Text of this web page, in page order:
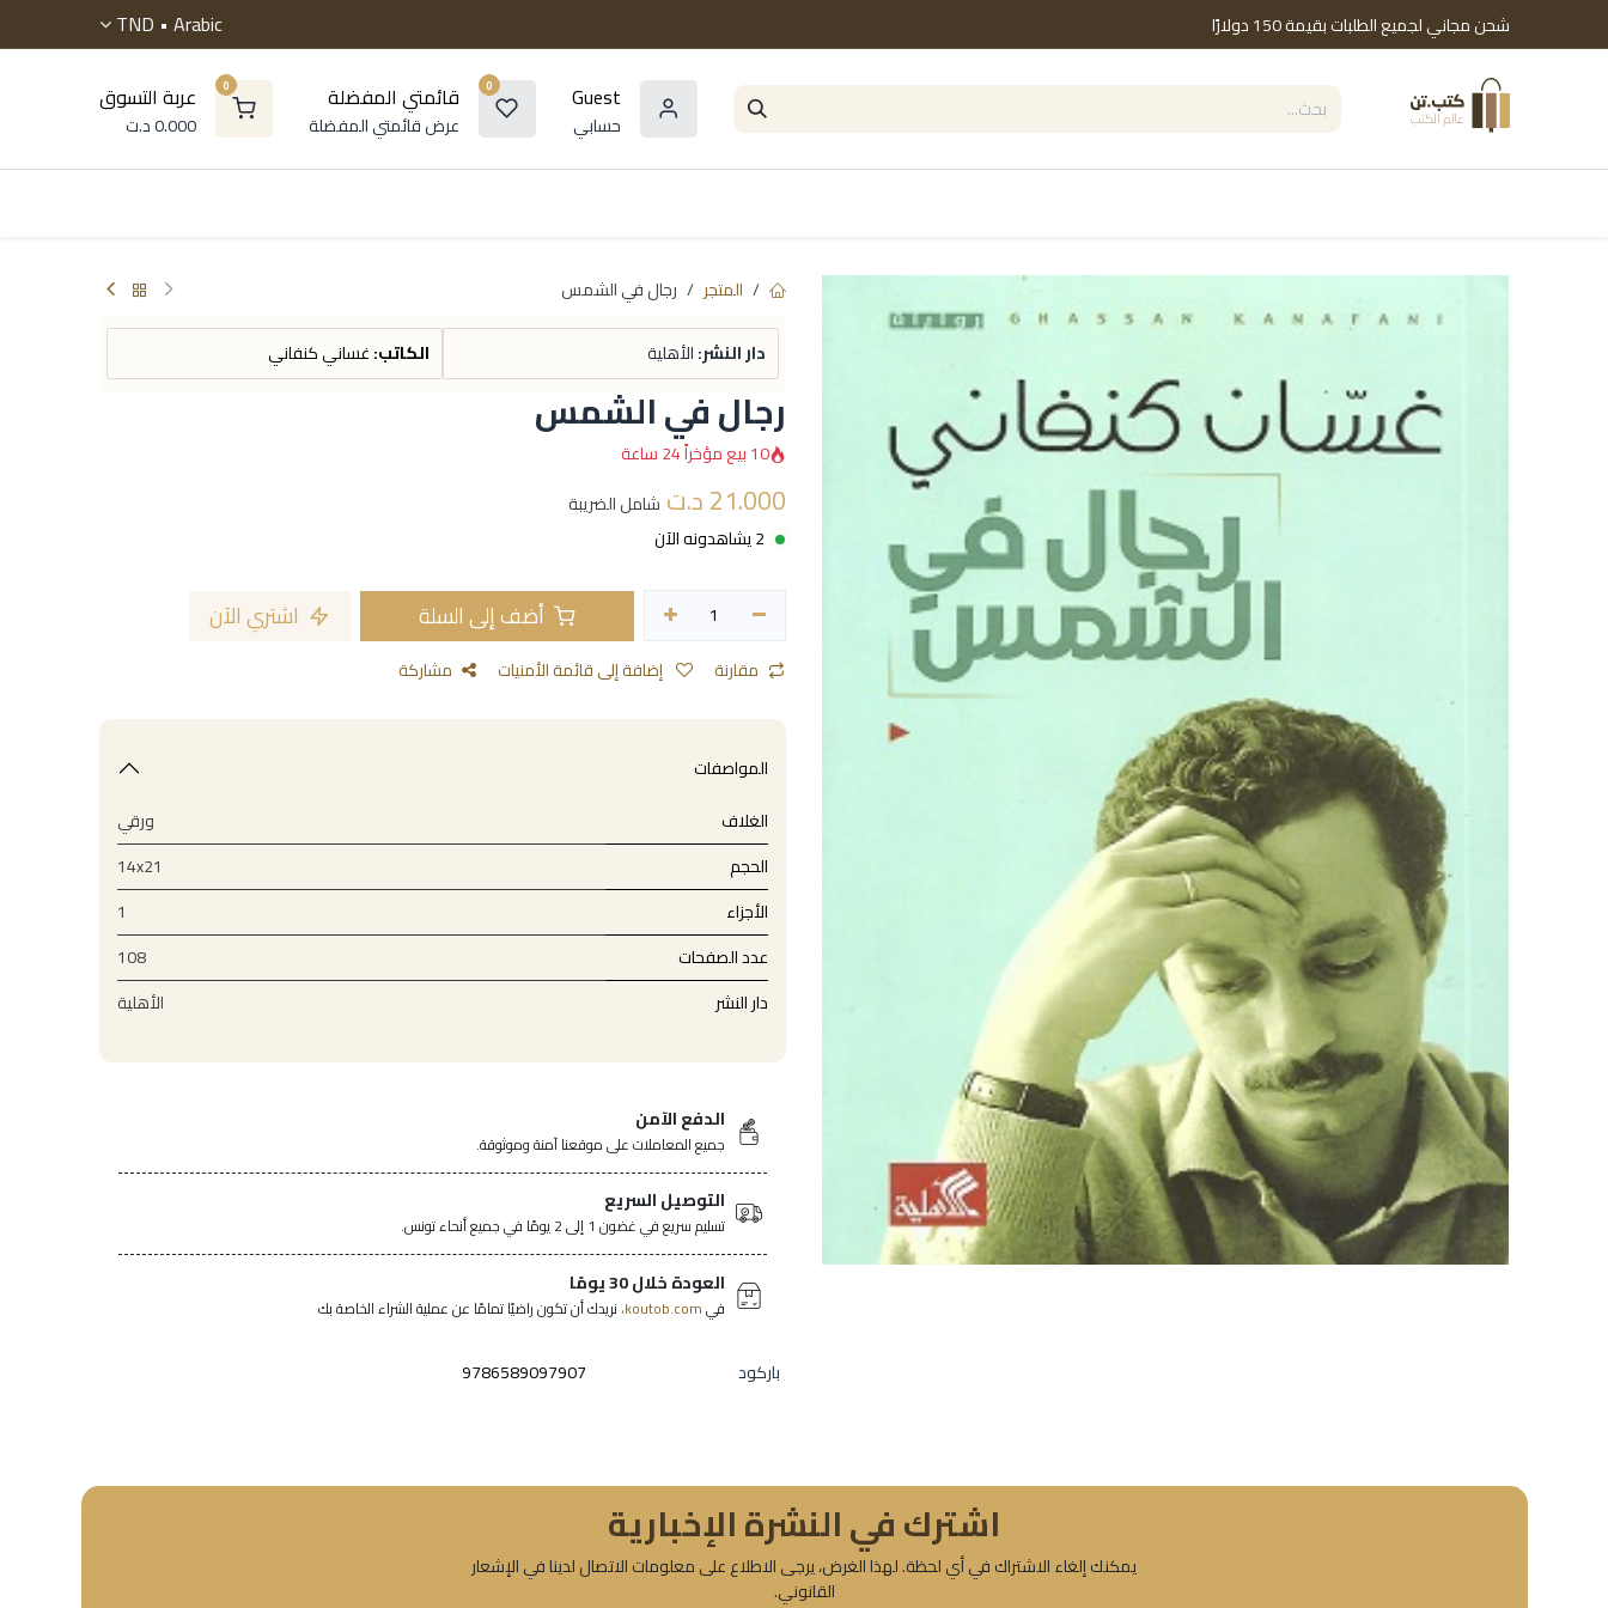
شحن مجاني لجميع الطلبات بقيمة 150 دولارًا Arabic •
TND
0 عربة التسوق
0.000د.ت
0 قائمتي المفضلة
عرض قائمتي المفضلة
Guest
حسابي
المتجر رجال في الشمس
دار النشر:الأهلية الكاتب:غساني كنفاني
رجال في الشمس
10 بيع مؤخراً 24 ساعة
21.000د.ت شامل الضريبة
2 يشاهدونه الآن
أضف إلى السلة اشتري الآن
مقارنة مشاركة
المواصفات
الغلاف
ورقي
الحجم
14x21
الأجزاء
1
عدد الصفحات
108
دار النشر
الأهلية
الدفع الآمن
جميع المعاملات على موقعنا آمنة وموثوقة.
التوصيل السريع
تسليم سريع في غضون 1 إلى 2 يومًا في جميع أنحاء تونس.
العودة خلال 30 يومًا
فيkoutob.com، نريدك أن تكون راضيًا تمامًا عن عملية الشراء الخاصة بك
باركود 9786589097907
اشترك في النشرة الإخبارية
يمكنك إلغاء الاشتراك في أي لحظة. لهذا الغرض، يرجى الاطلاع على معلومات الاتصال لدينا في الإشعار
القانوني.